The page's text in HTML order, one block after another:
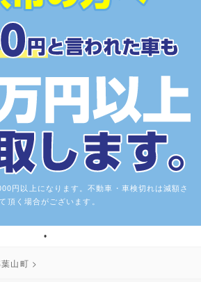
円以上になります。不動車・車検切れは減額さ
頂く場合がございます。
1
山町 >